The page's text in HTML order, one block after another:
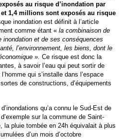
au risque d’inondation par
1,4 millions sont exposés au risque
inondation est définit à l’article
comme étant « la combinaison de
inondation et de ses conséquences
l’environnement, les biens, dont le
». Ce risque est donc la
à savoir l’eau qui peut sortir de
qui s’installe dans l’espace
de constructions, d’équipements
qu’a connu le Sud-Est de
sur la commune de Saint-
la pluie tombée en 24h équivalait à plus
d’un mois d’octobre